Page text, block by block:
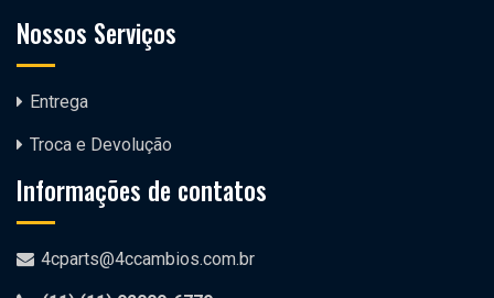
Nossos Serviços
Entrega
Troca e Devolução
Informações de contatos
4cparts@4ccambios.com.br